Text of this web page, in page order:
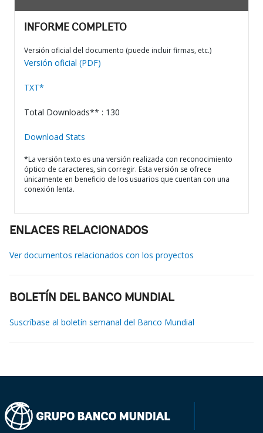
INFORME COMPLETO
Versión oficial del documento (puede incluir firmas, etc.)
Versión oficial (PDF)
TXT*
Total Downloads** : 130
Download Stats
*La versión texto es una versión realizada con reconocimiento
óptico de caracteres, sin corregir. Esta versión se ofrece
únicamente en beneficio de los usuarios que cuentan con una
conexión lenta.
ENLACES RELACIONADOS
Ver documentos relacionados con los proyectos
BOLETÍN DEL BANCO MUNDIAL
Suscríbase al boletín semanal del Banco Mundial